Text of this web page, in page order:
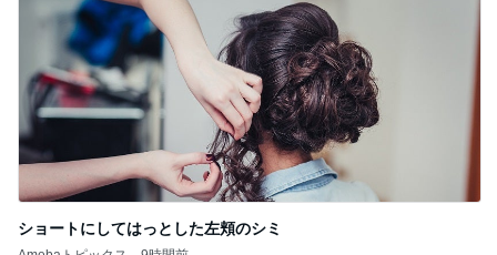
ショートにしてはっとした左頬のシミ
Amebaトピックス 9時間前